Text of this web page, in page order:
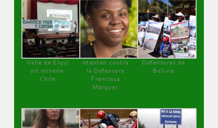
Valle de Elqui
sin minería.
Chile
Atentan contra
la Defensora
Francisca
Márquez
Defensoras de
Bolivia